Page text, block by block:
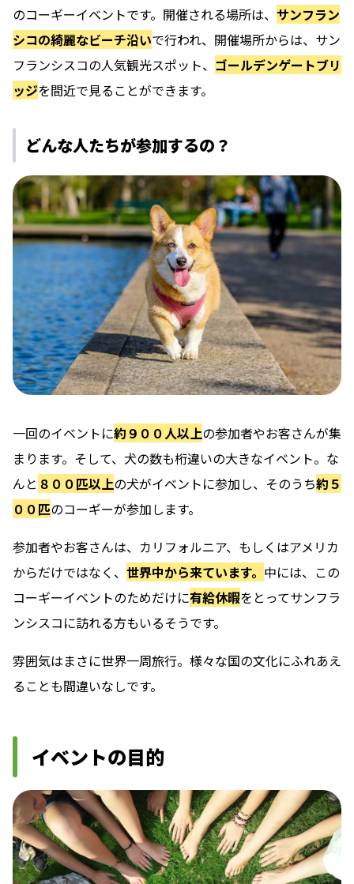
のコーギーイベントです。 開催される場所は、 サンフラン
シコの綺麗なビーチ沿いで行われ、開催場所からは、サン
フランシスコの人気観光スポット、 ゴールデンゲートブリ
ッジを間近で見ることができます。
どんな人たちが参加するの？
一回のイベントに約９００人以上の参加者やお客さんが集
まります。そして、犬の数も桁違いの大きなイベント。な
んと ８００匹以上の犬がイベントに参加し、そのうち約５
００匹のコーギーが参加します。
参加者やお客さんは、カリフォルニア、もしくはアメリカ
からだけではなく、 世界中から来ています。 中には、この
コーギーイベントのためだけに有給休暇をとってサンフラ
ンシスコに訪れる方もいるそうです。
雰囲気はまさに世界一周旅行。 様々な国の文化にふれあえ
ることも間違いなしです。
イベントの目的